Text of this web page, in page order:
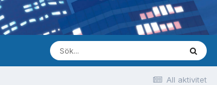
All aktivitet